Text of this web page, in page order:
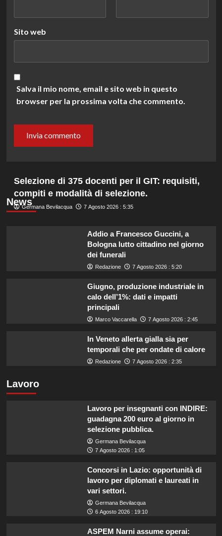
Sito web
Salva il mio nome, email e sito web in questo
browser per la prossima volta che commento.
News
Selezione di 375 docenti per il GIT: requisiti,
compiti e modalità di selezione.
Germana Bevilacqua 7 Agosto 2026 : 5:35
Addio a Francesco Guccini, a
Bologna lutto cittadino nel giorno
dei funerali
Redazione 7 Agosto 2026 : 5:20
Giugno, produzione industriale in
calo dell’1%: dati e impatti
principali
Marco Vaccarella 7 Agosto 2026 : 2:45
In Veneto allerta gialla sia per
temporali che per ondate di calore
Redazione 7 Agosto 2026 : 2:35
Lavoro
Lavoro per insegnanti con INDIRE:
guadagna 200 euro al giorno in
selezione pubblica.
Germana Bevilacqua
7 Agosto 2026 : 1:05
Concorsi in Lazio: opportunità di
lavoro per diplomati e laureati in
vari settori.
Germana Bevilacqua
6 Agosto 2026 : 19:10
ASPEM Narni assume operai: